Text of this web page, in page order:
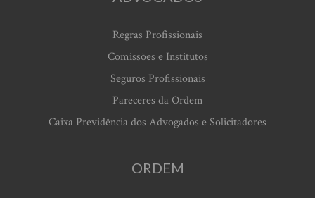
Regras Profissionais
Comissões e Institutos
Seguros Profissionais
Pareceres da Ordem
Caixa Previdência dos Advogados e Solicitadores
ORDEM